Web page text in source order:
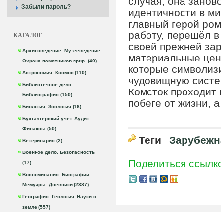
Забыли пароль?
КАТАЛОГ
Архивоведение. Музееведение.
Охрана памятников прир. (40)
Астрономия. Космос (110)
Библиотечное дело.
Библиография (150)
Биология. Зоология (16)
Бухгалтерский учет. Аудит.
Финансы (50)
Ветеринария (2)
Военное дело. Безопасность
(17)
Воспоминания. Биографии.
Мемуары. Дневники (2387)
География. Геология. Науки о
земле (557)
идентичности в
главный герой
работу, перешёл
своей прежней
материальные
которые
чудовищную
Комсток
побеге от жизни,
Теги
Поделиться